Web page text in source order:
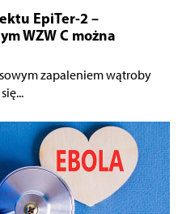
EpiTer-2 –
WZW C można
zapaleniem wątroby